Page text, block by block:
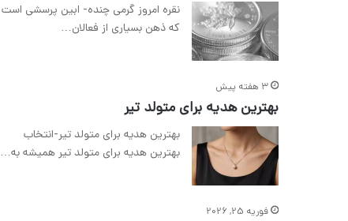
نقره امروز گرمی چنده- ابین پرسشی است
که ذهن بسیاری از فعالان…
3 هفته پیش
بهترین هدیه برای متولد تیر
بهترین هدیه برای متولد تیر-انتخاب
بهترین هدیه برای متولد تیر همیشه به…
فوریه 25, 2026